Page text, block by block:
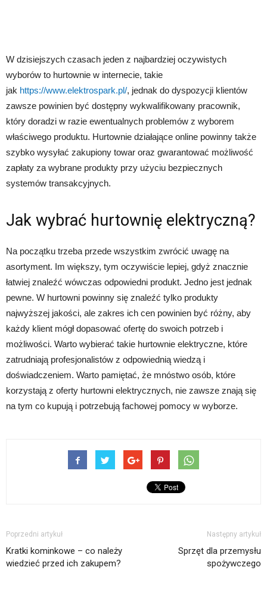
W dzisiejszych czasach jeden z najbardziej oczywistych
wyborów to hurtownie w internecie, takie
jak https://www.elektrospark.pl/, jednak do dyspozycji klientów
zawsze powinien być dostępny wykwalifikowany pracownik,
który doradzi w razie ewentualnych problemów z wyborem
właściwego produktu. Hurtownie działające online powinny także
szybko wysyłać zakupiony towar oraz gwarantować możliwość
zapłaty za wybrane produkty przy użyciu bezpiecznych
systemów transakcyjnych.
Jak wybrać hurtownię elektryczną?
Na początku trzeba przede wszystkim zwrócić uwagę na
asortyment. Im większy, tym oczywiście lepiej, gdyż znacznie
łatwiej znaleźć wówczas odpowiedni produkt. Jedno jest jednak
pewne. W hurtowni powinny się znaleźć tylko produkty
najwyższej jakości, ale zakres ich cen powinien być różny, aby
każdy klient mógł dopasować ofertę do swoich potrzeb i
możliwości. Warto wybierać takie hurtownie elektryczne, które
zatrudniają profesjonalistów z odpowiednią wiedzą i
doświadczeniem. Warto pamiętać, że mnóstwo osób, które
korzystają z oferty hurtowni elektrycznych, nie zawsze znają się
na tym co kupują i potrzebują fachowej pomocy w wyborze.
Poprzedni artykuł
Kratki kominkowe – co należy
wiedzieć przed ich zakupem?
Następny artykuł
Sprzęt dla przemysłu
spożywczego